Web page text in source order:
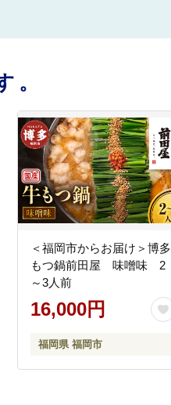
。
＜福岡市からお届け＞博多
もつ鍋前田屋 味噌味 2
～3人前
16,000円
福岡県 福岡市